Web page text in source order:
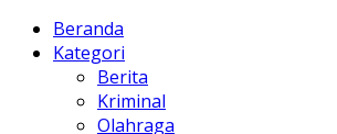
Beranda
Kategori
Berita
Kriminal
Olahraga